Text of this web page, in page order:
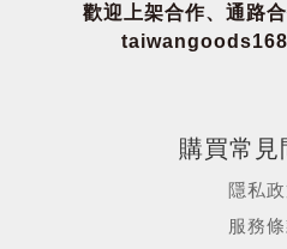
歡迎上架合作、通路
購買常見
隱私
服務